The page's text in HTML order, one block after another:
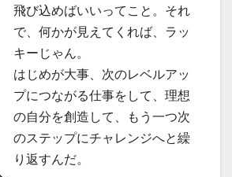
飛び込めばいいってこと。それ
で、何かが見えてくれば、ラッ
キーじゃん。
はじめが大事、次のレベルアッ
プにつながる仕事をして、理想
の自分を創造して、もう一つ次
のステップにチャレンジへと繰
り返すんだ。